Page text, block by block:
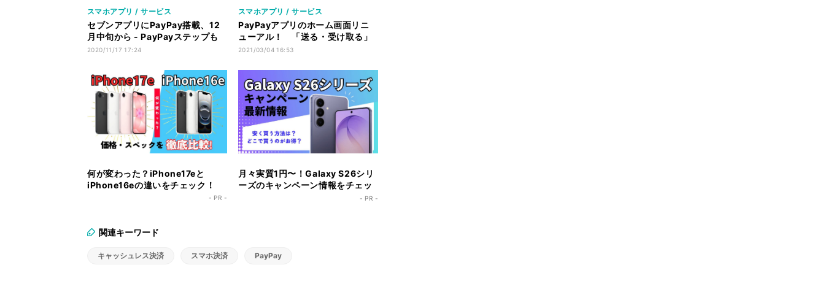
スマホアプリ / サービス
セブンアプリにPayPay搭載、12
月中旬から - PayPayステップも
対象に
2020/11/17 17:24
スマホアプリ / サービス
PayPayアプリのホーム画面リニ
ューアル！ 「送る・受け取る」
の新しい機能も
2021/03/04 16:53
何が変わった？iPhone17eと
iPhone16eの違いをチェック！
- PR -
月々実質1円〜！Galaxy S26シリ
ーズのキャンペーン情報をチェッ
- PR -
関連キーワード
キャッシュレス決済 スマホ決済 PayPay